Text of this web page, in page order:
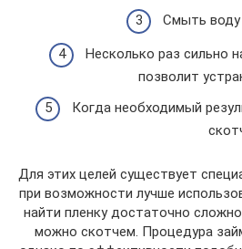
Смыть воду
Несколько раз сильно
позволит
Когда необходимый
Для этих целей существует
при возможности лучше
найти пленку достаточно
можно скотчем. Процедура